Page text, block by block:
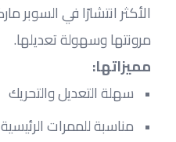
مرونتها وسهولة تعديلها.
مميزاتها:
سهلة التعديل والتحريك
مناسبة للممرات الرئيسية